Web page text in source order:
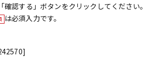
認する」ボタンをクリックしてください。
は必須入力です。